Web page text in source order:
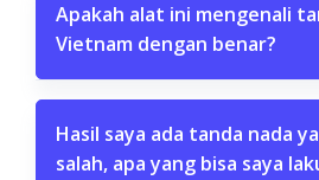
Apakah alat ini mengenali
Vietnam dengan benar?
Hasil saya ada tanda nada
salah, apa yang bisa saya